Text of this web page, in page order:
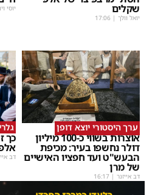
שקלים
יואל וולך |
17:06
יוסי
ערך היסטורי יוצא דופן
אוצרות בשווי כ-100 מיליון
דולר נחשפו בעיר: מכיפת
הבעש"ט ועד חפציו האישיים
של מרן
דב אייזנר |
16:17
כך
דב